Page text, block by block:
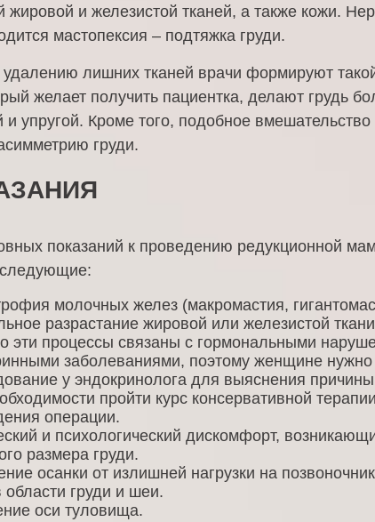
жировой и железистой тканей, а также кожи.
мастопексия – подтяжка груди.
лишних тканей врачи формируют
желает получить пациентка, делают грудь
и упругой. Кроме того, подобное вмешательство
груди.
показаний к проведению редукционной
молочных желез (макромастия,
разрастание жировой или железистой
эти процессы связаны с гормональными
заболеваниями, поэтому женщине нужно
у эндокринолога для выяснения
пройти курс консервативной
операции.
и психологический дискомфорт,
размера груди.
осанки от излишней нагрузки на
груди и шеи.
оси туловища.